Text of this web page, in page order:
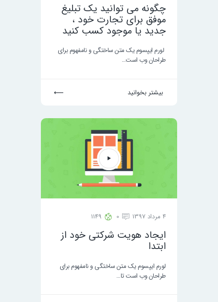
چگونه می توانید یک تبلیغ
موفق برای تجارت خود ،
جدید یا موجود کسب کنید
لورم ایپسوم یک متن ساختگی و نامفهوم برای
طراحان وب است…
بیشتر بخوانید
4 مرداد 1397 0
1149
ایجاد هویت شرکتی خود از
ابتدا
لورم ایپسوم یک متن ساختگی و نامفهوم برای
طراحان وب است تا…